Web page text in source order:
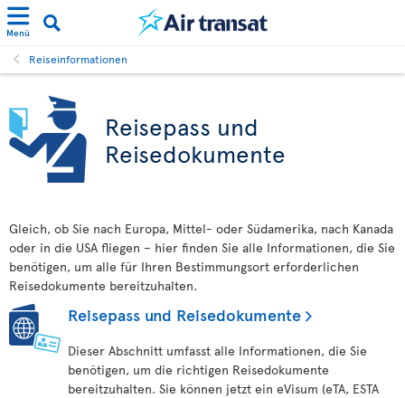
Menü
Reiseinformationen
Reisepass und
Reisedokumente
Gleich, ob Sie nach Europa, Mittel- oder Südamerika, nach Kanada
oder in die USA fliegen – hier finden Sie alle Informationen, die Sie
benötigen, um alle für Ihren Bestimmungsort erforderlichen
Reisedokumente bereitzuhalten.
Reisepass und Reisedokumente
Dieser Abschnitt umfasst alle Informationen, die Sie
benötigen, um die richtigen Reisedokumente
bereitzuhalten. Sie können jetzt ein eVisum (eTA, ESTA